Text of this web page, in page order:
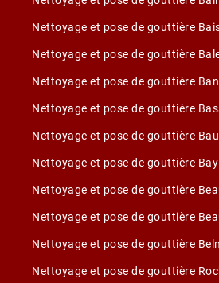
Nettoyage et pose de gouttière
Nettoyage et pose de gouttière
Nettoyage et pose de gouttière
Nettoyage et pose de gouttière
Nettoyage et pose de gouttière
Nettoyage et pose de gouttière
Nettoyage et pose de gouttière
Nettoyage et pose de gouttière
Nettoyage et pose de gouttière
Nettoyage et pose de gouttière